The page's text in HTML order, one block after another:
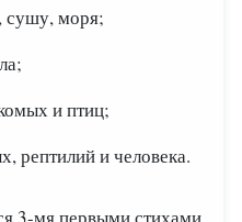
сушу, моря;
и птиц;
рептилий и человека.